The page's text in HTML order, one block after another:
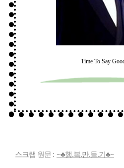
Time To Say
스크랩 원문 : ~♣행.복.만.들.기♣~